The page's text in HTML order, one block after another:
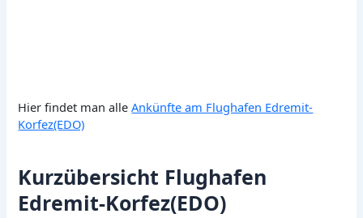
Hier findet man alleAnkünfte am Flughafen Edremit-
Korfez(EDO)
Kurzübersicht Flughafen
Edremit-Korfez(EDO)